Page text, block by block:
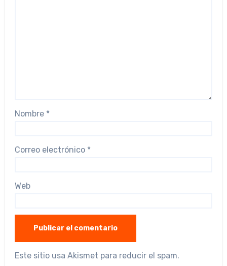
Nombre *
Correo electrónico *
Web
Este sitio usa Akismet para reducir el spam.